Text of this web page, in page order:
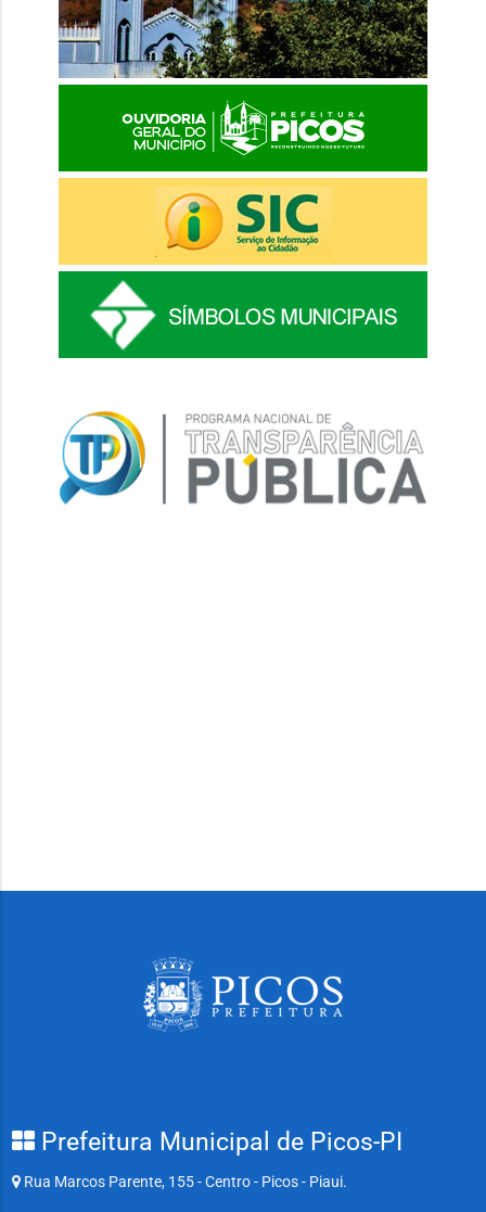
Prefeitura Municipal de Picos-PI
Rua Marcos Parente, 155 - Centro - Picos - Piaui.